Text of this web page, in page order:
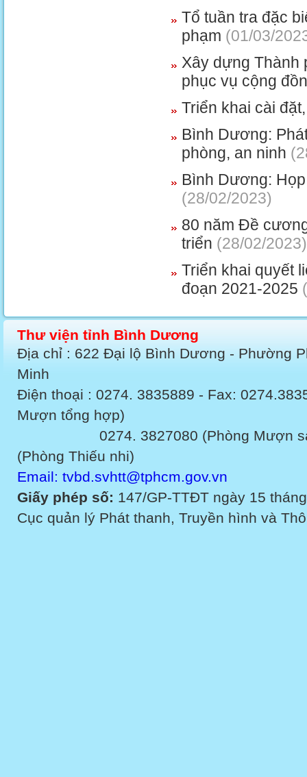
Tổ tuần tra đặc
phạm (01/03/
Xây dựng Thành
phục vụ cộng
Triển khai cài
Bình Dương:
phòng, an ninh
Bình Dương:
(28/02/2023)
80 năm Đề
triển (28/02/2023)
Triển khai quyết
đoạn 2021-2025
Thư viện tỉnh Bình Dương
Địa chỉ : 622 Đại lộ Bình Dương - Phường
Minh
Điện thoại : 0274. 3835889 - Fax:
Mượn tổng hợp)
0274. 3827080 (Phòng Mượn sách
(Phòng Thiếu nhi)
Email: tvbd.svhtt@tphcm.gov.vn
Giấy phép số: 147/GP-TTĐT ngày 15
Cục quản lý Phát thanh, Truyền hình và